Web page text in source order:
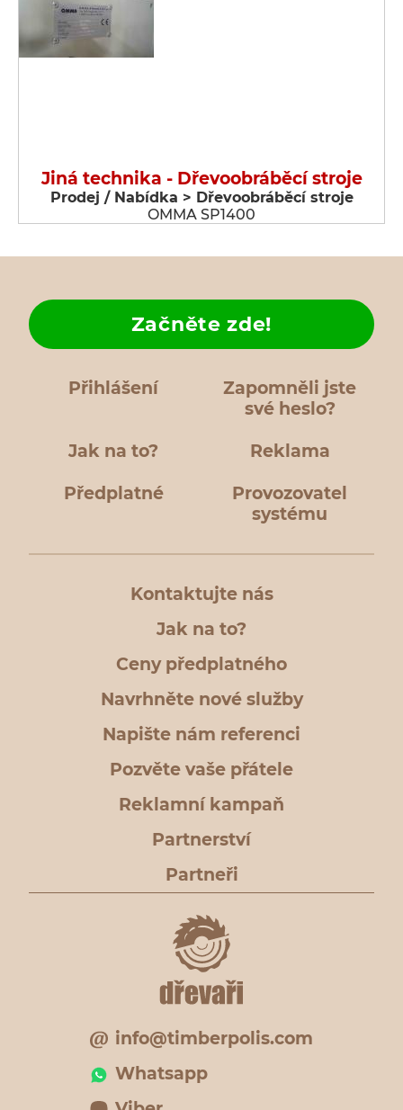
Jiná technika - Dřevoobráběcí stroje
Prodej / Nabídka > Dřevoobráběcí stroje
OMMA SP1400
Přihlášení
Zapomněli jste
své heslo?
Jak na to?
Začněte zde!
Reklama
Předplatné
Provozovatel
systému
Kontaktujte nás
Jak na to?
Ceny předplatného
Navrhněte nové služby
Napište nám referenci
Pozvěte vaše přátele
Reklamní kampaň
Partnerství
Partneři
info@timberpolis.com
Whatsapp